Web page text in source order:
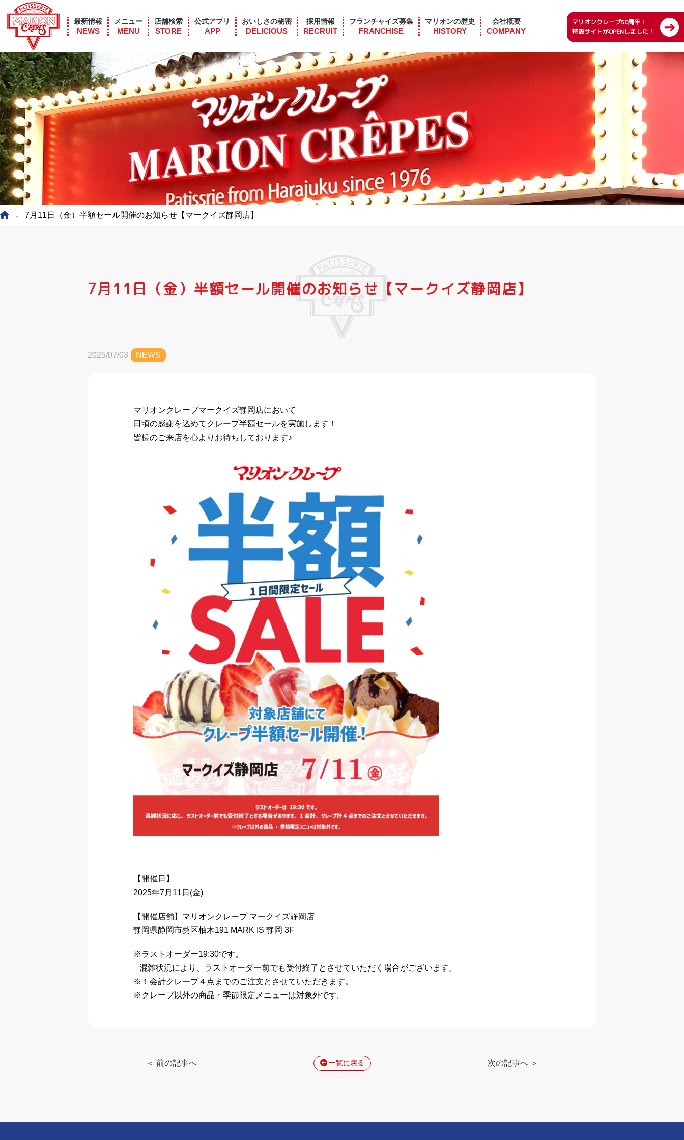
マリオンクレープ50周年！
特設サイトがOPENしました！
最新情報
NEWS
メニュー
MENU
店舗検索
STORE
公式アプリ
APP
おいしさの秘密
DELICIOUS
採用情報
RECRUIT
フランチャイズ募集
FRANCHISE
マリオンの歴史
HISTORY
会社概要
COMPANY
- 7月11日（金）半額セール開催のお知らせ【マークイズ静岡店】
7月11日（金）半額セール開催のお知らせ【マークイズ静岡店】
2025/07/03 NEWS
マリオンクレープマークイズ静岡店において
日頃の感謝を込めてクレープ半額セールを実施します！
皆様のご来店を心よりお待ちしております♪
【開催日】
2025年7月11日(金)
【開催店舗】マリオンクレープ マークイズ静岡店
静岡県静岡市葵区柚木191 MARK IS 静岡 3F
※ラストオーダー19:30です。
混雑状況により、ラストオーダー前でも受付終了とさせていただく場合がございます。
※１会計クレープ４点までのご注文とさせていただきます。
※クレープ以外の商品・季節限定メニューは対象外です。
＜ 前の記事へ 一覧に戻る 次の記事へ ＞